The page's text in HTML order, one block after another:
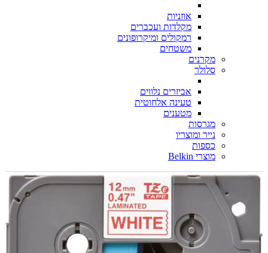
אוזניות
מקלדות ועכברים
רמקולים ומיקרופונים
משטחים
מקרנים
סלולר
אביזרים נלווים
טעינה אלחוטית
מטענים
מגרסות
נייר ומוצריו
כספות
מוצרי Belkin